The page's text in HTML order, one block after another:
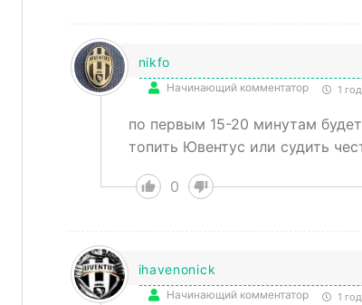
nikfo
Начинающий комментатор 1
по первым 15-20 минутам
топить Ювентус или судить
0
ihavenonick
Начинающий комментатор 1